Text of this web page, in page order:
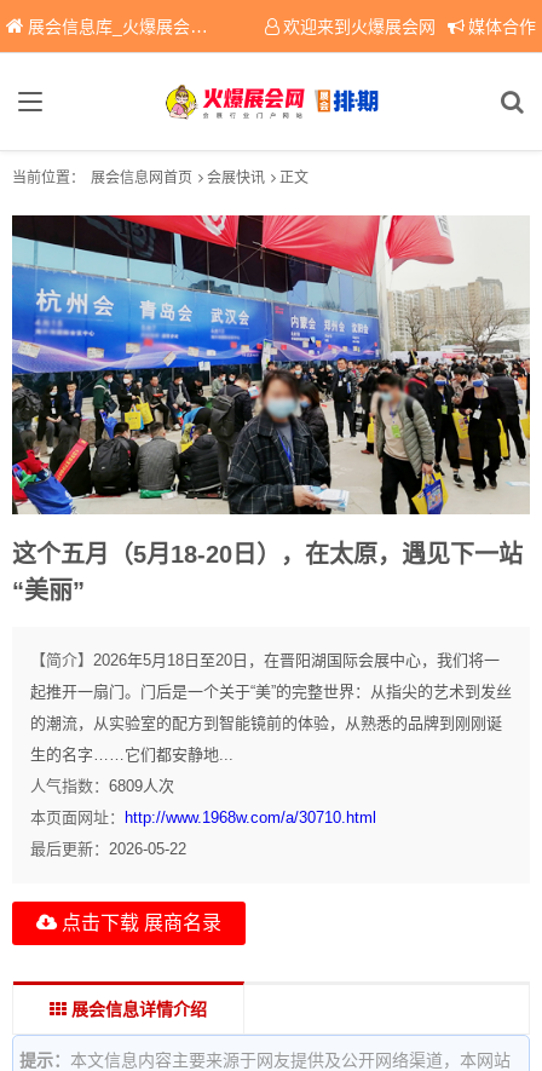
展会信息库_火爆展会网免费展会信息查询平台，提供专业会展服务！ 欢迎来到火爆展会网 媒体合作
当前位置： 展会信息网首页 会展快讯 正文
这个五月（5月18-20日），在太原，遇见下一站
“美丽”
【简介】 2026年5月18日至20日，在晋阳湖国际会展中心，我们将一
起推开一扇门。门后是一个关于“美”的完整世界：从指尖的艺术到发丝
的潮流，从实验室的配方到智能镜前的体验，从熟悉的品牌到刚刚诞
生的名字……它们都安静地...
人气指数： 6809人次
本页面网址：
http://www.1968w.com/a/30710.html
最后更新： 2026-05-22
点击下载 展商名录
展会信息详情介绍
提示： 本文信息内容主要来源于网友提供及公开网络渠道，本网站